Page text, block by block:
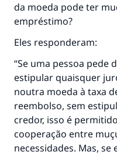
da moeda pode ter
empréstimo?
Eles responderam:
“Se uma pessoa pede
estipular quaisquer
noutra moeda à taxa
reembolso, sem
credor, isso é
cooperação entre
necessidades. Mas,